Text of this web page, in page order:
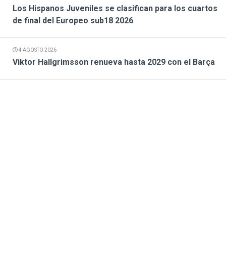
Los Hispanos Juveniles se clasifican para los cuartos
de final del Europeo sub18 2026
4 AGOSTO 2026
Viktor Hallgrimsson renueva hasta 2029 con el Barça